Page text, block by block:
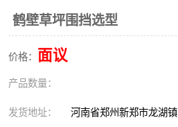
鹤壁草坪围挡选型
价格： 面议
产品数量：
发货地址： 河南省郑州新郑市龙湖镇